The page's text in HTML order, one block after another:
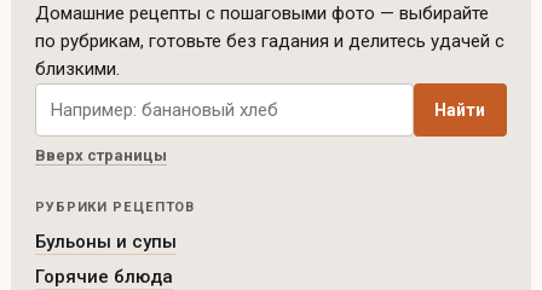
Домашние рецепты с пошаговыми фото — выбирайте
по рубрикам, готовьте без гадания и делитесь удачей с
близкими.
Поиск рецептов по сайту
Найти
Вверх страницы
РУБРИКИ РЕЦЕПТОВ
Бульоны и супы
Горячие блюда